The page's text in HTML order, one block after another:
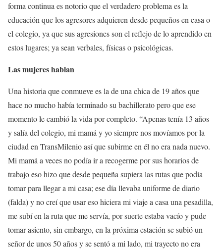
forma continua es notorio que el verdadero problema es la
educación que los agresores adquieren desde pequeños en casa o
el colegio, ya que sus agresiones son el reflejo de lo aprendido en
estos lugares; ya sean verbales, físicas o psicológicas.
Las mujeres hablan
Una historia que conmueve es la de una chica de 19 años que
hace no mucho había terminado su bachillerato pero que ese
momento le cambió la vida por completo. “Apenas tenía 13 años
y salía del colegio, mi mamá y yo siempre nos movíamos por la
ciudad en TransMilenio así que subirme en él no era nada nuevo.
Mi mamá a veces no podía ir a recogerme por sus horarios de
trabajo eso hizo que desde pequeña supiera las rutas que podía
tomar para llegar a mi casa; ese día llevaba uniforme de diario
(falda) y no creí que usar eso hiciera mi viaje a casa una pesadilla,
me subí en la ruta que me servía, por suerte estaba vacío y pude
tomar asiento, sin embargo, en la próxima estación se subió un
señor de unos 50 años y se sentó a mi lado, mi trayecto no era